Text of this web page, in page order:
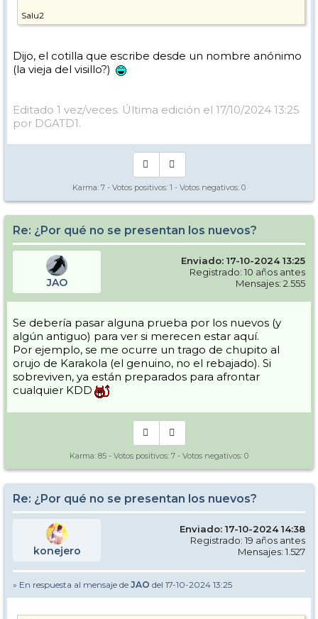
Salu2
Dijo, el cotilla que escribe desde un nombre anónimo
(la vieja del visillo?)
Editado 1 vez/veces. Última edición el 17/10/2024 13:25
por DGATD1.
Karma: 7 - Votos positivos: 1 - Votos negativos: 0
Re: ¿Por qué no se presentan los nuevos?
JAO
Enviado: 17-10-2024 13:25
Registrado: 10 años antes
Mensajes: 2.555
Se debería pasar alguna prueba por los nuevos (y
algún antiguo) para ver si merecen estar aquí.
Por ejemplo, se me ocurre un trago de chupito al
orujo de Karakola (el genuino, no el rebajado). Si
sobreviven, ya están preparados para afrontar
cualquier KDD
Karma: 85 - Votos positivos: 7 - Votos negativos: 0
Re: ¿Por qué no se presentan los nuevos?
konejero
Enviado: 17-10-2024 14:38
Registrado: 19 años antes
Mensajes: 1.527
» En respuesta al mensaje de JAO del 17-10-2024 13:25